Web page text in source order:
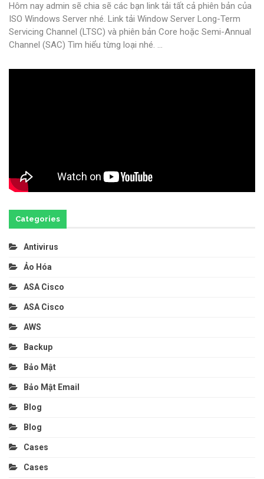
Hôm nay admin sẽ chia sẽ các bạn link tải tất cả phiên bản của
ISO Windows Server nhé. Link tải Window Server Long-Term
Servicing Channel (LTSC) và phiên bản Core hoặc Semi-Annual
Channel (SAC) Tìm hiểu từng loại nhé. …
Categories
Antivirus
Ảo Hóa
ASA Cisco
ASA Cisco
AWS
Backup
Bảo Mật
Bảo Mật Email
Blog
Blog
Cases
Cases